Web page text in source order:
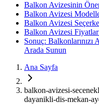
Balkon Avizesinin
Balkon Avizesi
Balkon Avizesi
Balkon Avizesi
Sonuç:
Arada Sunun
Ana Sayfa
balkon-avizesi-
dayanikli-dis-mekan-